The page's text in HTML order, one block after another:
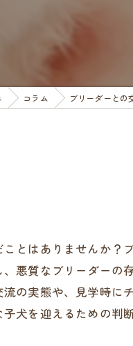
コラム ブリーダーとの
とはありませんか？
悪質なブリーダーの
の実態や、見学時に
犬を迎えるための判